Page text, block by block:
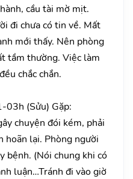
cầu tài mờ mịt.
đi chưa có tin về. Mất
mới thấy. Nên phòng
tầm thường. Việc làm
chắc chắn.
03h (Sửu) Gặp:
chuyện đói kém, phải
hoãn lại. Phòng người
bệnh. (Nói chung khi có
luận…Tránh đi vào giờ